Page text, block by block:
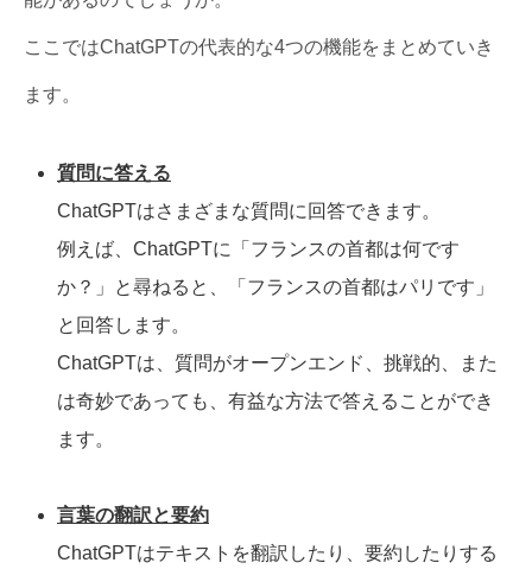
ここではChatGPTの代表的な4つの機能をまとめていき
ます。
質問に答える
ChatGPTはさまざまな質問に回答できます。
例えば、ChatGPTに「フランスの首都は何です
か？」と尋ねると、「フランスの首都はパリです」
と回答します。
ChatGPTは、質問がオープンエンド、挑戦的、また
は奇妙であっても、有益な方法で答えることができ
ます。
言葉の翻訳と要約
ChatGPTはテキストを翻訳したり、要約したりする